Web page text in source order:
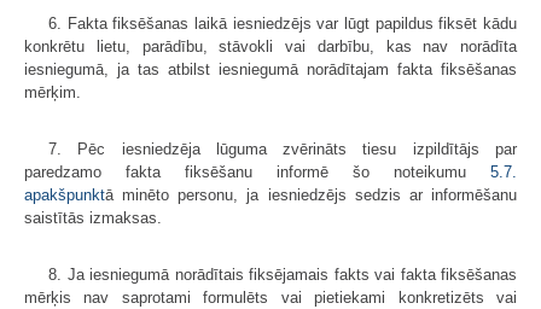
6. Fakta fiksēšanas laikā iesniedzējs var lūgt papildus fiksēt kādu
konkrētu lietu, parādību, stāvokli vai darbību, kas nav norādīta
iesniegumā, ja tas atbilst iesniegumā norādītajam fakta fiksēšanas
mērķim.
7. Pēc iesniedzēja lūguma zvērināts tiesu izpildītājs par
paredzamo fakta fiksēšanu informē šo noteikumu 5.7.
apakšpunktā minēto personu, ja iesniedzējs sedzis ar informēšanu
saistītās izmaksas.
8. Ja iesniegumā norādītais fiksējamais fakts vai fakta fiksēšanas
mērķis nav saprotami formulēts vai pietiekami konkretizēts vai